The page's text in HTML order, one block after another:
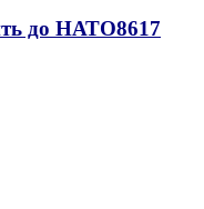
до НАТО8617